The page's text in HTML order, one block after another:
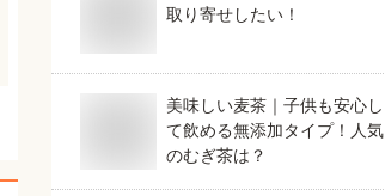
取り寄せしたい！
美味しい麦茶｜子供も安心し
て飲める無添加タイプ！人気
のむぎ茶は？